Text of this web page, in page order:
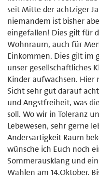
seit Mitte der achtziger
niemandem ist bisher
eingefallen! Dies gilt für
Wohnraum, auch für
Einkommen. Dies gilt im
unser gesellschaftliches
Kinder aufwachsen. Hier
Sicht sehr gut darauf
und Angstfreiheit, was
soll. Wo wir in Toleranz
Lebewesen, sehr gerne
Andersartigkeit Raum
wünsche ich Euch noch
Sommerausklang und
Wahlen am 14.Oktober.